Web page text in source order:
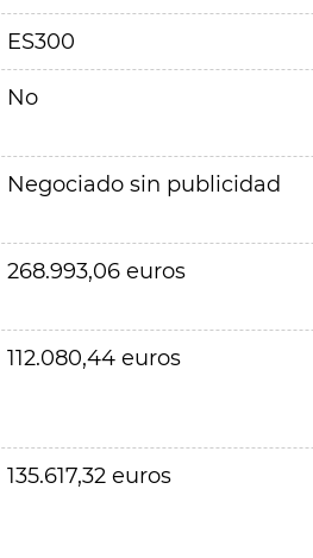
ES300
No
Negociado sin publicidad
268.993,06 euros
112.080,44 euros
135.617,32 euros